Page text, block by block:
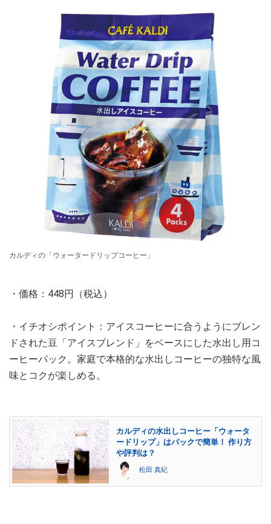
カルディの「ウォータードリップコーヒー」
・価格：448円（税込）
・イチオシポイント：アイスコーヒーに合うようにブレン
ドされた豆「アイスブレンド」をベースにした水出し用コ
ーヒーパック。家庭で本格的な水出しコーヒーの独特な風
味とコクが楽しめる。
カルディの水出しコーヒー「ウォータ
ードリップ」はパックで簡単！ 作り方
や評判は？
松田 真紀